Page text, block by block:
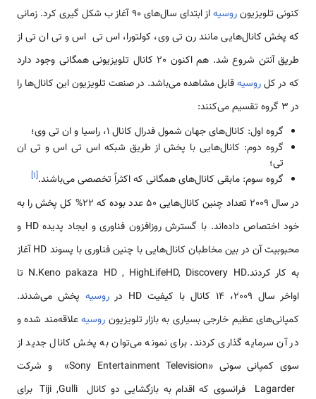
کنونی تلویزیونروسیه
از ابتدای سال‌های 90 آغاز ب شکل گیری کرد. زمانی
که پخش کانال‌هایی مانند رن تی وی، کولتورا، اس تی اس و تی ان تی از
طریق آنتن شروع شد. هم اکنون 20 کانال تلویزیونی همگانی وجود دارد
که در کلروسیهقابل مشاهده می‌باشد. در صنعت تلویزیون این کانال‌ها را
در 3 گروه تقسیم می‌کنند:
گروه اول: کانال‌های جهان شمول فدرال کانال 1، راسیا و ان تی وی؛
گروه دوم: کانال‌هایی با پخش از طریق شبکه اس تی اس و تی ان
تی؛
گروه سوم: مابقی کانال‌های همگانی که اکثراً تخصصی می‌باشند.[۱]
در سال 2009 تعداد چنین کانال‌هایی 50 عدد بوده که 22% کل پخش را به
خود اختصاص داده‌اند. با گسترش روزافزون فناوری و ایجاد پدیده HD و
محبوبیت آن در بین مخاطبان کانال‌هایی با چنین فناوری با پسوند HD آغاز
به کار کردند.N.Keno pakaza HD , HighLifeHD, Discovery HD تا
اواخر سال 2009، 14 کانال با کیفیت HD در
روسیه پخش می‌شدند.
کمپانی‌های عظیم خارجی بسیاری به بازار تلویزیون روسیهعلاقه‌مند شده و
در آن سرمایه گذاری کردند. برای نمونه می‌توان به پخش کانال جدید از
سوی کمپانی سونی «Sony Entertainment Television» و شرکت
Lagarder فرانسوی که اقدام به بازگشایی دو کانال Tiji ,Gulli برای